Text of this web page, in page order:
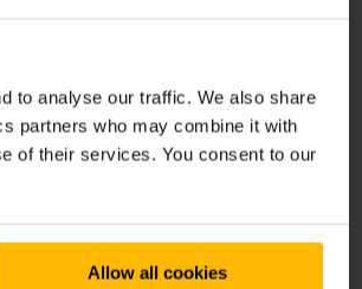
to analyse our traffic. We also share
partners who may combine it with
of their services. You consent to our
Allow all cookies
48 uur geleverd kunnen